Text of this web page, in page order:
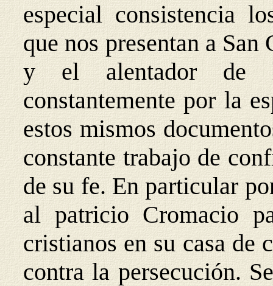
especial consistencia
que nos presentan a
y el alentador de
constantemente por la
estos mismos
constante trabajo de
de su fe. En particular
al patricio Cromacio
cristianos en su casa de
contra la persecución.